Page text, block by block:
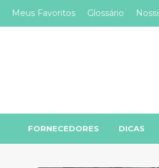
Meus Favoritos Glossário
FORNECEDORES DICAS